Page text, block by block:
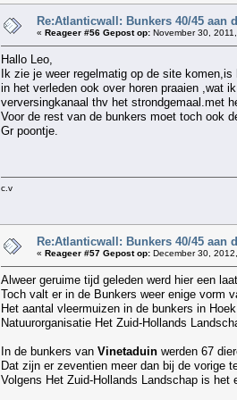
Re:Atlanticwall: Bunkers 40/45 aan
« Reageer #56 Gepost op: November 30,
Hallo Leo,
Ik zie je weer regelmatig op de site
in het verleden ook over horen praaien ,wat
verversingkanaal thv het strondgemaal.met
Voor de rest van de bunkers moet toch ook
Gr poontje.
c.v
Re:Atlanticwall: Bunkers 40/45 aan
« Reageer #57 Gepost op: December 30,
Alweer geruime tijd geleden werd hier een
Toch valt er in de Bunkers weer enige vorm
Het aantal vleermuizen in de bunkers in
Natuurorganisatie Het Zuid-Hollands
In de bunkers van Vinetaduin werden 67
Dat zijn er zeventien meer dan bij de vorige
Volgens Het Zuid-Hollands Landschap is